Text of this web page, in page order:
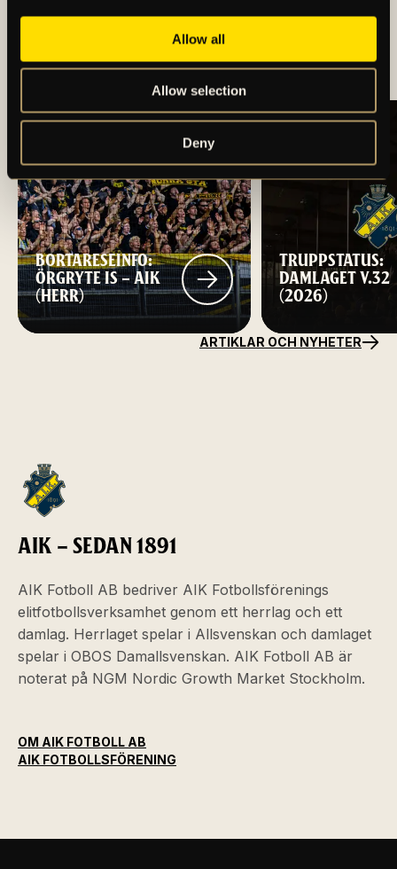
Allow all
Allow selection
Deny
REKRYTERING AV NY
VD/KLUBBDIREKTÖR
TILL AIK FOTBOLL
BORTARESEINFO:
ÖRGRYTE IS – AIK
(HERR)
TRUPPSTATUS:
DAMLAGET V.32
(2026)
ARTIKLAR OCH NYHETER
AIK – SEDAN 1891
AIK Fotboll AB bedriver AIK Fotbollsförenings
elitfotbollsverksamhet genom ett herrlag och ett
damlag. Herrlaget spelar i Allsvenskan och damlaget
spelar i OBOS Damallsvenskan. AIK Fotboll AB är
noterat på NGM Nordic Growth Market Stockholm.
OM AIK FOTBOLL AB
AIK FOTBOLLSFÖRENING